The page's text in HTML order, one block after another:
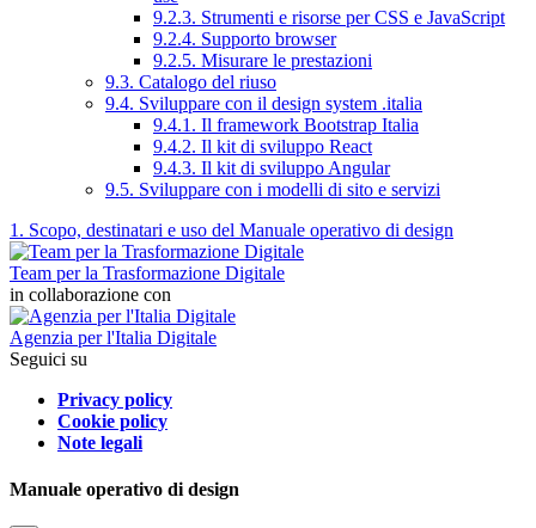
9.2.3. Strumenti e risorse per CSS e JavaScript
9.2.4. Supporto browser
9.2.5. Misurare le prestazioni
9.3. Catalogo del riuso
9.4. Sviluppare con il design system .italia
9.4.1. Il framework Bootstrap Italia
9.4.2. Il kit di sviluppo React
9.4.3. Il kit di sviluppo Angular
9.5. Sviluppare con i modelli di sito e servizi
1. Scopo, destinatari e uso del Manuale operativo di design
Team per la Trasformazione Digitale
in collaborazione con
Agenzia per l'Italia Digitale
Seguici su
Privacy policy
Cookie policy
Note legali
Manuale operativo di design